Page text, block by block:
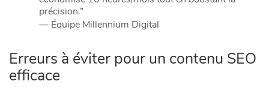
précision.”
— Équipe Millennium Digital
Erreurs à éviter pour un contenu SEO
efficace